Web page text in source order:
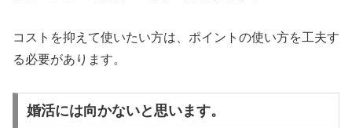
コストを抑えて使いたい方は、ポイントの使い方を工夫す
る必要があります。
婚活には向かないと思います。